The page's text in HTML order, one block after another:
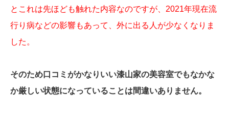
とこれは先ほども触れた内容なのですが、2021年現在流
行り病などの影響もあって、外に出る人が少なくなりま
した。
そのため口コミがかなりいい漆山家の美容室でもなかな
か厳しい状態になっていることは間違いありません。